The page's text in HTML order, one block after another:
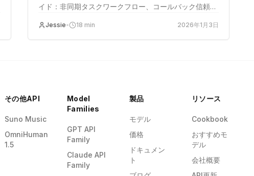
イド：非同期タスクワークフロー、コールバック信頼
ット保持、失敗処理、ユニットエコノミクスモデルを網
羅。
Jessie• 18 min 2026年1月3日
その他API
Suno Music
OmniHuman
1.5
Model
Families
GPT API
Family
Claude API
Family
製品
モデル
価格
ドキュメン
ト
リソース
Cookbook
おすすめモ
デル
会社概要